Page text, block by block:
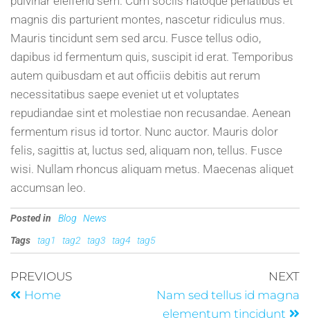
magnis dis parturient montes, nascetur ridiculus mus.
Mauris tincidunt sem sed arcu. Fusce tellus odio,
dapibus id fermentum quis, suscipit id erat. Temporibus
autem quibusdam et aut officiis debitis aut rerum
necessitatibus saepe eveniet ut et voluptates
repudiandae sint et molestiae non recusandae. Aenean
fermentum risus id tortor. Nunc auctor. Mauris dolor
felis, sagittis at, luctus sed, aliquam non, tellus. Fusce
wisi. Nullam rhoncus aliquam metus. Maecenas aliquet
accumsan leo.
Posted in Blog
News
Tags
tag1 tag2 tag3 tag4 tag5
PREVIOUS
Home
NEXT
Nam sed tellus id magna
elementum tincidunt